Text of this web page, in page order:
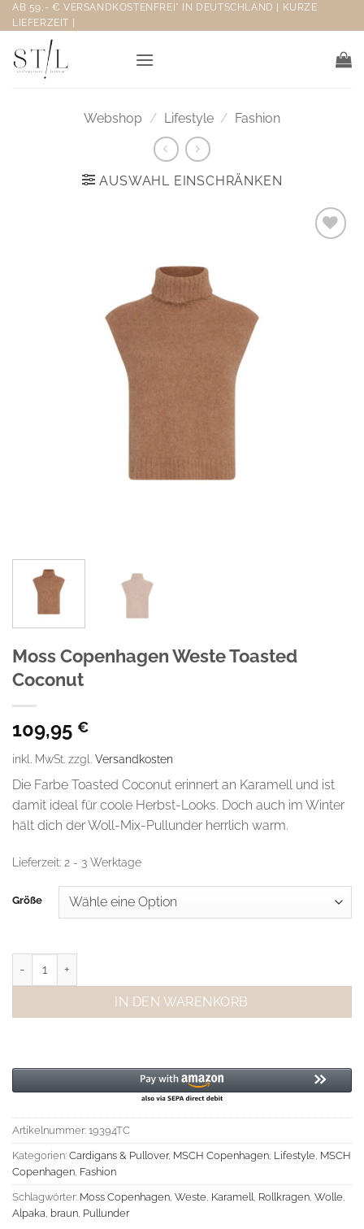
Zum
Inhalt
springen
AB 59,- € VERSANDKOSTENFREI* IN DEUTSCHLAND | KURZE
LIEFERZEIT |
Webshop / Lifestyle / Fashion
AUSWAHL EINSCHRÄNKEN
Moss Copenhagen Weste Toasted
Coconut
109,95 €
inkl. MwSt. zzgl. Versandkosten
Die Farbe Toasted Coconut erinnert an Karamell und ist
damit ideal für coole Herbst-Looks. Doch auch im Winter
hält dich der Woll-Mix-Pullunder herrlich warm.
Lieferzeit: 2 - 3 Werktage
Größe
IN DEN WARENKORB
Artikelnummer: 19394TC
Kategorien: Cardigans & Pullover, MSCH Copenhagen, Lifestyle, MSCH
Copenhagen, Fashion
Schlagwörter: Moss Copenhagen, Weste, Karamell, Rollkragen, Wolle,
Alpaka, braun, Pullunder